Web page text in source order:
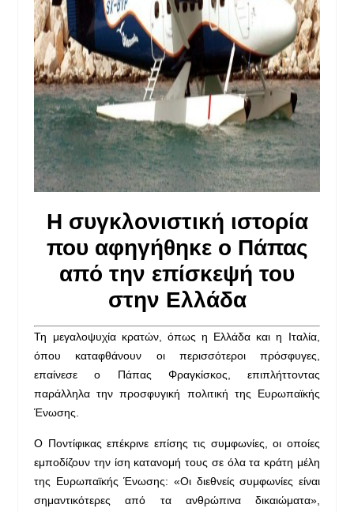
Η συγκλονιστική ιστορία
που αφηγήθηκε ο Πάπας
από την επίσκεψή του
στην Ελλάδα
Τη μεγαλοψυχία κρατών, όπως η Ελλάδα και η Ιταλία,
όπου καταφθάνουν οι περισσότεροι πρόσφυγες,
επαίνεσε ο Πάπας Φραγκίσκος, επιπλήττοντας
παράλληλα την προσφυγική πολιτική της Ευρωπαϊκής
Ένωσης.
Ο Ποντίφικας επέκρινε επίσης τις συμφωνίες, οι οποίες
εμποδίζουν την ίση κατανομή τους σε όλα τα κράτη μέλη
της Ευρωπαϊκής Ένωσης: «Οι διεθνείς συμφωνίες είναι
σημαντικότερες από τα ανθρώπινα δικαιώματα»,